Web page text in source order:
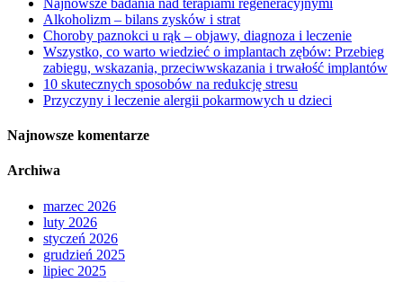
Najnowsze badania nad terapiami regeneracyjnymi
Alkoholizm – bilans zysków i strat
Choroby paznokci u rąk – objawy, diagnoza i leczenie
Wszystko, co warto wiedzieć o implantach zębów: Przebieg
zabiegu, wskazania, przeciwwskazania i trwałość implantów
10 skutecznych sposobów na redukcję stresu
Przyczyny i leczenie alergii pokarmowych u dzieci
Najnowsze komentarze
Archiwa
marzec 2026
luty 2026
styczeń 2026
grudzień 2025
lipiec 2025